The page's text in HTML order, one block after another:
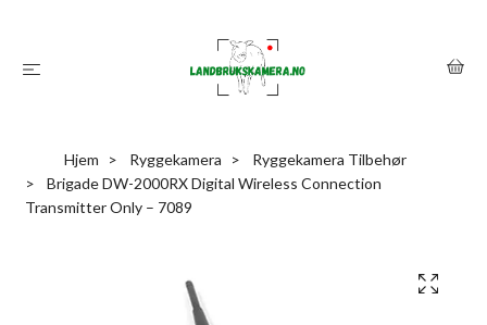
Hjem Ryggekamera
Ryggekamera Tilbehør
Brigade DW-2000RX Digital Wireless Connection
Transmitter Only – 7089